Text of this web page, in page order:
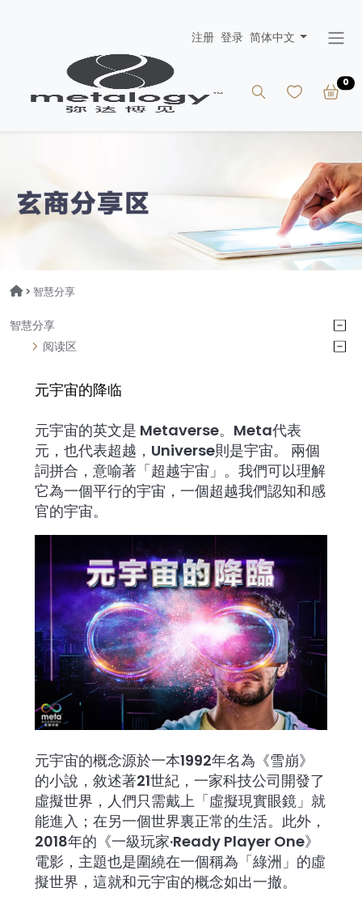
注册 登录 简体中文
0
> 智慧分享
智慧分享
阅读区
元宇宙的降临
元宇宙的英文是 Metaverse。Meta代表
元，也代表超越，Universe則是宇宙。 兩個
詞拼合，意喻著「超越宇宙」。我們可以理解
它為一個平行的宇宙，一個超越我們認知和感
官的宇宙。
元宇宙的概念源於一本1992年名為《雪崩》
的小說，敘述著21世紀，一家科技公司開發了
虛擬世界，人們只需戴上「虛擬現實眼鏡」就
能進入；在另一個世界裏正常的生活。此外，
2018年的《一級玩家·Ready Player One》
電影，主題也是圍繞在一個稱為「綠洲」的虛
擬世界，這就和元宇宙的概念如出一撤。